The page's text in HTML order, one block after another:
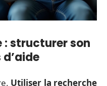
structurer son
Utiliser la recherche